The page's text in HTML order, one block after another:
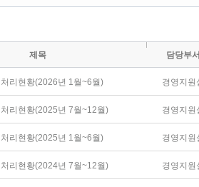
제목 담당부서
리현황(2026년 1월~6월) 경영지원
리현황(2025년 7월~12월) 경영지원
리현황(2025년 1월~6월) 경영지원
리현황(2024년 7월~12월) 경영지원